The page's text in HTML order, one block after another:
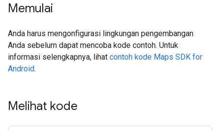
Memulai
Anda harus mengonfigurasi lingkungan pengembangan
Anda sebelum dapat mencoba kode contoh. Untuk
informasi selengkapnya, lihat contoh kode Maps SDK for
Android.
Melihat kode